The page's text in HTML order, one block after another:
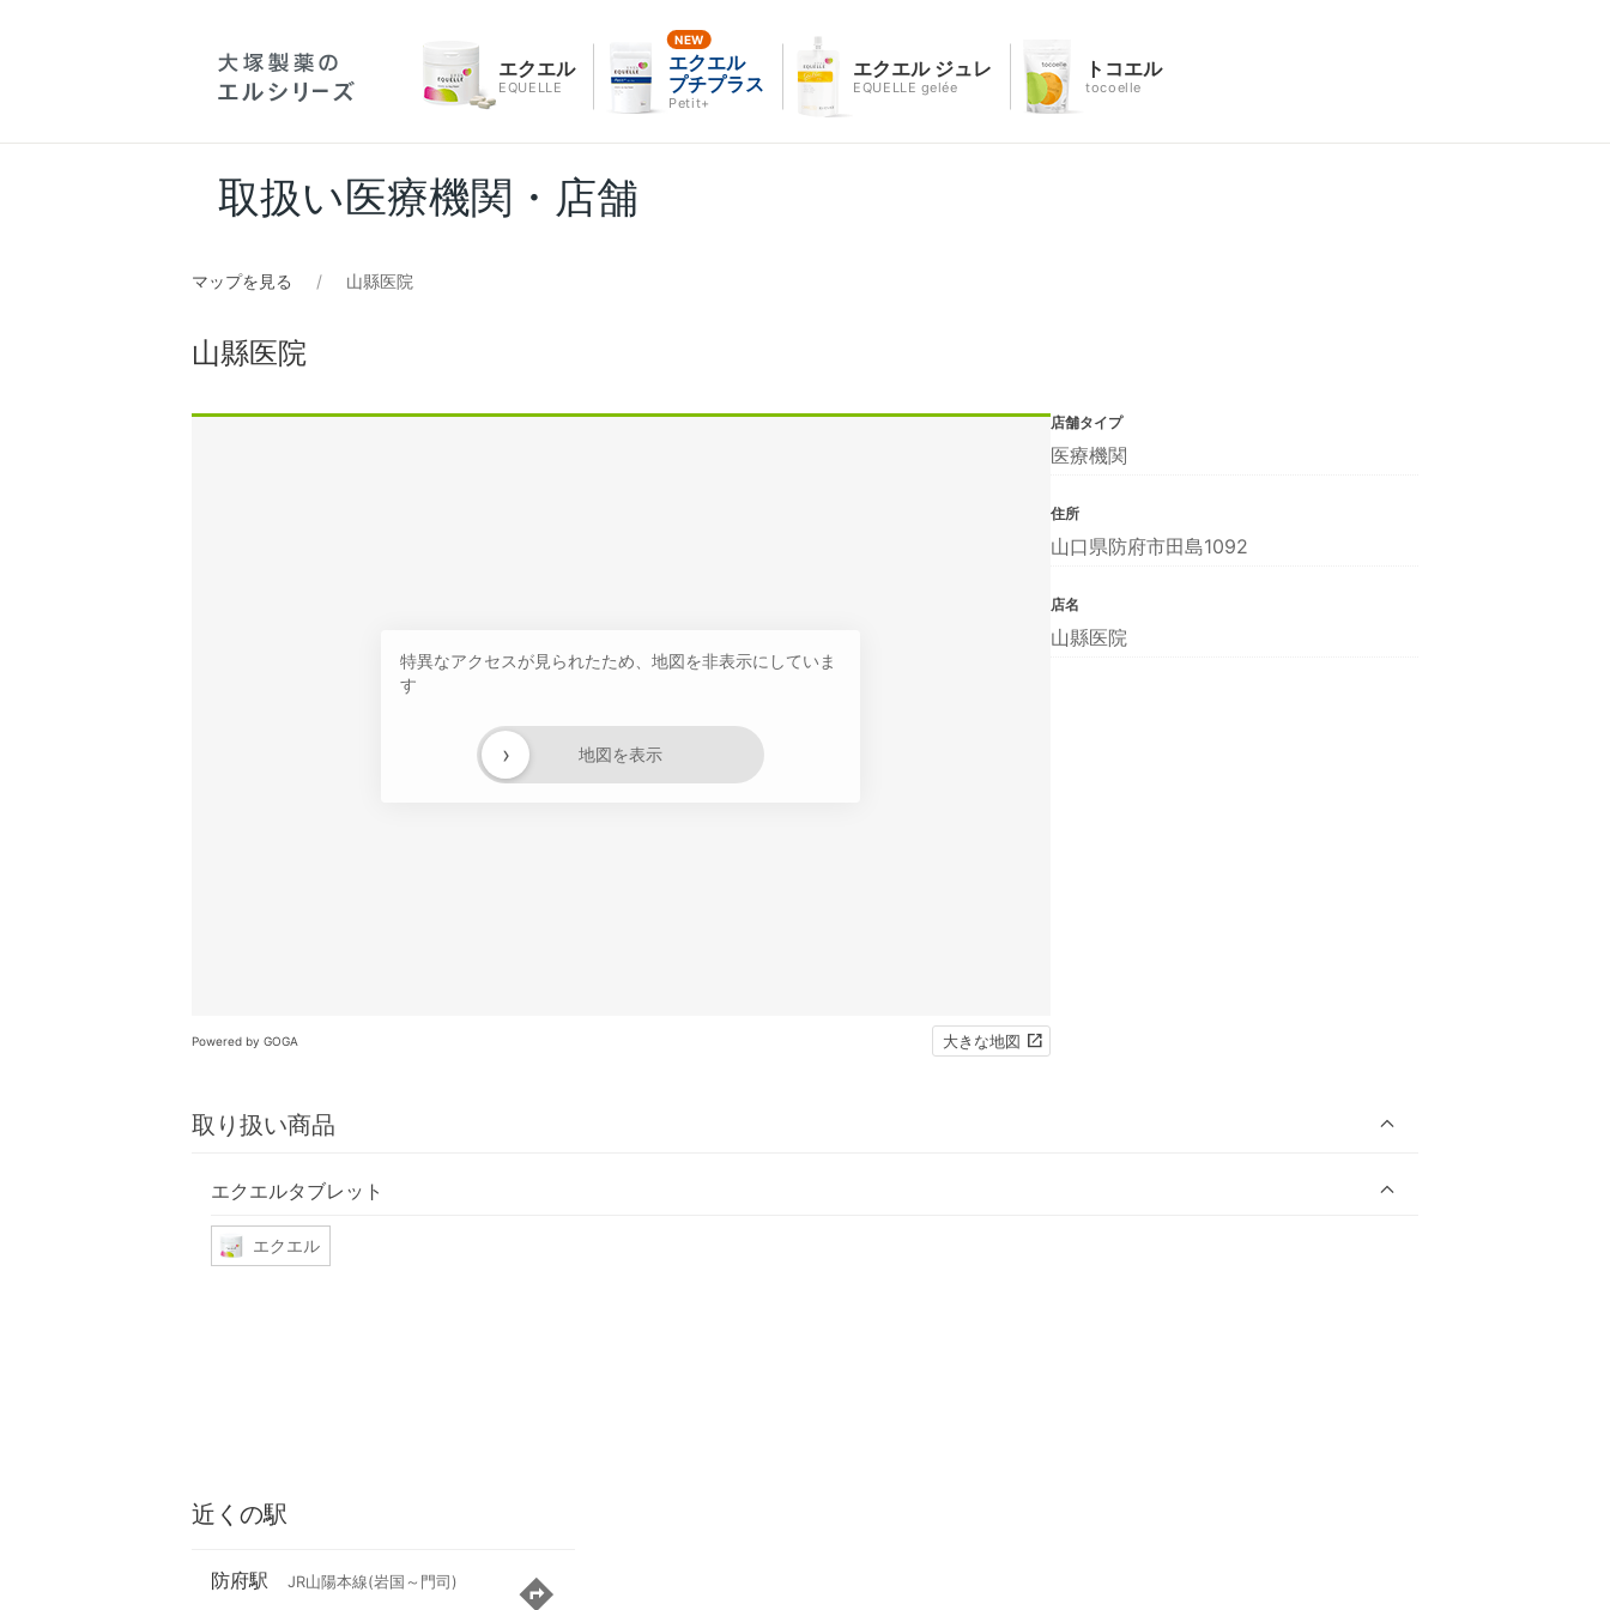
エクエル
EQUELLE
エクエル
プチプラス
Petit+
エクエル ジュレ
EQUELLE gelée
トコエル
tocoelle
取扱い医療機関・店舗
マップを見る 山縣医院
山縣医院
特異なアクセスが見られたため、地図を非表示にしていま
す
地図を表示
›
Powered by GOGA 大きな地図
取り扱い商品
エクエルタブレット
エクエル
店舗タイプ
医療機関
住所
山口県防府市田島1092
店名
山縣医院
近くの駅
防府駅 JR山陽本線(岩国～門司)